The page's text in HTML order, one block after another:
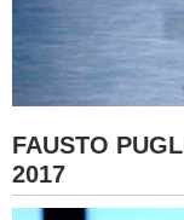
FAUSTO
2017